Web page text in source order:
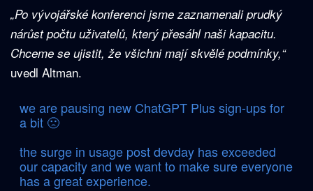
„Po vývojářské konferenci jsme zaznamenali prudký
nárůst počtu uživatelů, který přesáhl naši kapacitu.
Chceme se ujistit, že všichni mají skvělé podmínky,“
uvedl Altman.
we are pausing new ChatGPT Plus sign-ups for
a bit 🙁
the surge in usage post devday has exceeded
our capacity and we want to make sure everyone
has a great experience.